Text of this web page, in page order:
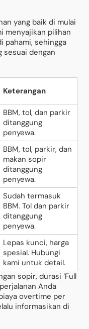
yang baik di mulai
menyajikan pilihan
pahami, sehingga
sesuai dengan
Keterangan
BBM, tol, dan parkir
ditanggung
penyewa.
BBM, tol, parkir, dan
makan sopir
ditanggung
penyewa.
Sudah termasuk
BBM. Tol dan parkir
ditanggung
penyewa.
Lepas kunci, harga
spesial. Hubungi
kami untuk detail.
sopir, durasi ‘Full
Anda
overtime per
informasikan di